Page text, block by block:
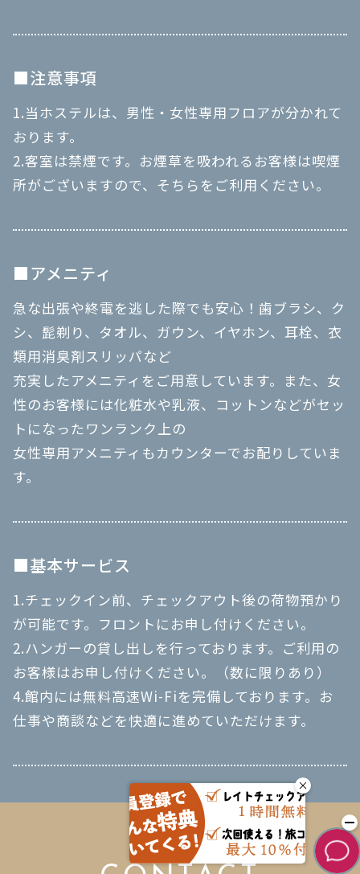
■注意事項
1.当ホステルは、男性・女性専用フロアが分かれて
おります。
2.客室は禁煙です。お煙草を吸われるお客様は喫煙
所がございますので、そちらをご利用ください。
■アメニティ
急な出張や終電を逃した際でも安心！歯ブラシ、ク
シ、髭剃り、タオル、ガウン、イヤホン、耳栓、衣
類用消臭剤スリッパなど
充実したアメニティをご用意しています。また、女
性のお客様には化粧水や乳液、コットンなどがセッ
トになったワンランク上の
女性専用アメニティもカウンターでお配りしていま
す。
■基本サービス
1.チェックイン前、チェックアウト後の荷物預かり
が可能です。フロントにお申し付けください。
2.ハンガーの貸し出しを行っております。ご利用の
お客様はお申し付けください。（数に限りあり）
4.館内には無料高速Wi-Fiを完備しております。お
仕事や商談などを快適に進めていただけます。